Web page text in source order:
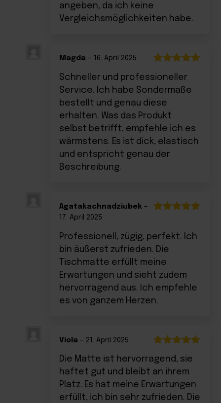
angeben, da ich keine
Vergleichsmöglichkeiten habe.
mit5von 5
Magda – 16. April 2025
Schneller und professioneller
Service. Ich habe Sondermaße
bestellt und genau diese
erhalten. Was das Produkt
selbst betrifft, empfehle ich es
wärmstens. Es ist dick, elastisch
und entspricht genau der
Beschreibung.
Agatakachnadziubek –
17. April 2025
Professionell, zügig, perfekt. Ich
bin äußerst zufrieden. Die
Tischmatte erfüllt meine
Erwartungen und sieht zudem
hervorragend aus. Ich empfehle
es von ganzem Herzen.
mit5 von 5
Viola – 21. April 2025
Die Matte ist hervorragend, sie
haftet gut und bleibt an ihrem
Platz. Es hat meine Erwartungen
erfüllt, ich bin sehr zufrieden. Die